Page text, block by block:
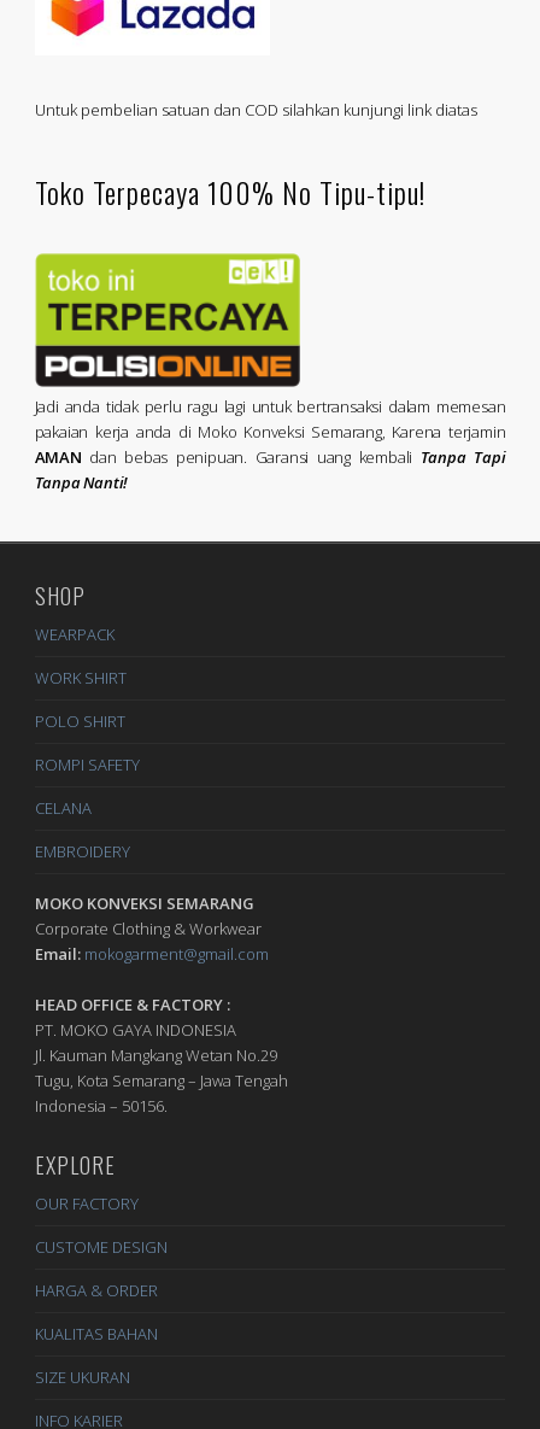
Untuk pembelian satuan dan COD silahkan kunjungi link diatas
Toko Terpecaya 100% No Tipu-tipu!
Jadi anda tidak perlu ragu lagi untuk bertransaksi dalam memesan
pakaian kerja anda di Moko Konveksi Semarang, Karena terjamin
AMAN dan bebas penipuan. Garansi uang kembali Tanpa Tapi
Tanpa Nanti!
SHOP
WEARPACK
WORK SHIRT
POLO SHIRT
ROMPI SAFETY
CELANA
EMBROIDERY
MOKO KONVEKSI SEMARANG
Corporate Clothing & Workwear
Email: mokogarment@gmail.com
HEAD OFFICE & FACTORY :
PT. MOKO GAYA INDONESIA
Jl. Kauman Mangkang Wetan No.29
Tugu, Kota Semarang – Jawa Tengah
Indonesia – 50156.
EXPLORE
OUR FACTORY
CUSTOME DESIGN
HARGA & ORDER
KUALITAS BAHAN
SIZE UKURAN
INFO KARIER